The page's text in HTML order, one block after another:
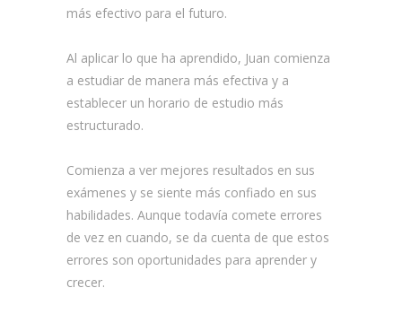
más efectivo para el futuro.
Al aplicar lo que ha aprendido, Juan comienza
a estudiar de manera más efectiva y a
establecer un horario de estudio más
estructurado.
Comienza a ver mejores resultados en sus
exámenes y se siente más confiado en sus
habilidades. Aunque todavía comete errores
de vez en cuando, se da cuenta de que estos
errores son oportunidades para aprender y
crecer.